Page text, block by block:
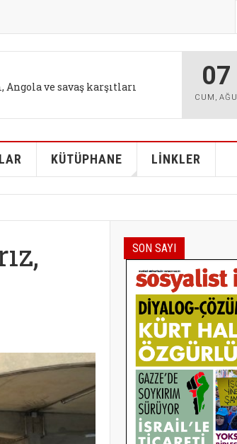
DEĞIŞTIR
Bireysel tutum değişikliği bizi
07
CUM ,AĞU
KÜTÜPHANE LİNKLER
SON SAYI